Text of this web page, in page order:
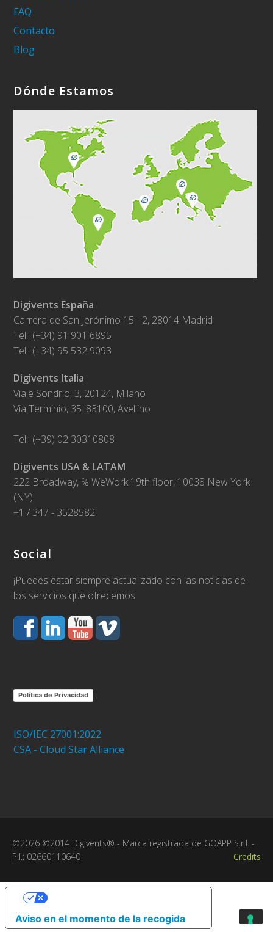
FAQ
Contacto
Blog
Dónde Estamos
Digivents España
Carrera de San Jerónimo 15 - 2, 28014 Madrid
Tel.: (+34) 91 901 6895
Tel.: (+34) 95 532 9093
Digivents Italia
Viale Sondrio, 3, 20124, Milano
Via Terminio, 35. 83100, Avellino
Tel.: (+39) 02 30310808
Digivents USA & LATAM
222 Broadway, ℅ WeWork 19th floor, 10038 New York
(NY)
+1 / 347 - 3528582
Social
¡Puedes estar siempre actualizado con las noticias de
los servicios que ofrecemos!
Política de Privacidad
ISO/IEC 27001:2022
CSA - Cloud Star Alliance
©2026 ©2014 Digivents® - Marca registrada de GOAPP S.r.l. -
P.I.: 02660110640
Credits
Aviso en el momento de la recogida
Sus opciones de privacidad